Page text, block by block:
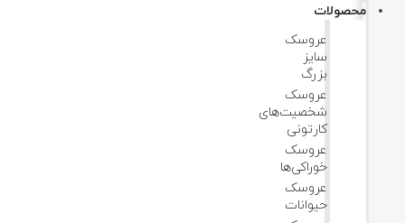
محصولات
عروسک
سایز
بزرگ
عروسک‌
شخصیت‌های
کارتونی
عروسک
خوراکی‌ها
عروسک
حیوانات